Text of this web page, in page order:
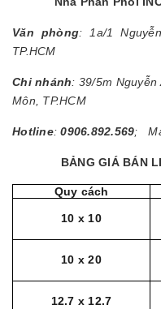
Văn phòng: 1a/1
TP.HCM
Chi nhánh: 39/5m Nguyễn
Môn, TP.HCM
Hotline:0906.892.569;
BẢNG GIÁ BÁN
Quy cách
10 x 10
10 x 20
12.7 x 12.7